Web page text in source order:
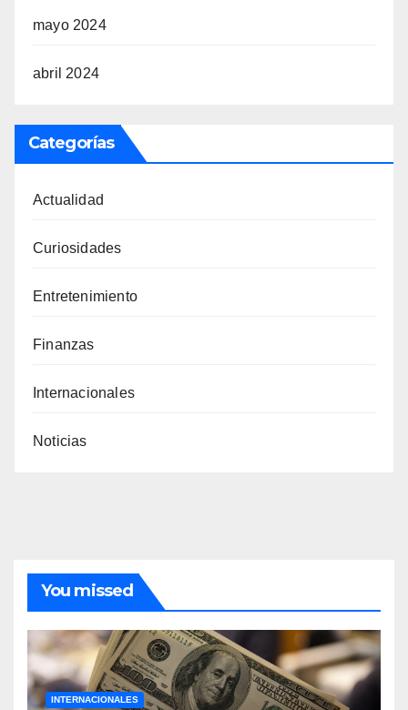
mayo 2024
abril 2024
Categorías
Actualidad
Curiosidades
Entretenimiento
Finanzas
Internacionales
Noticias
You missed
INTERNACIONALES